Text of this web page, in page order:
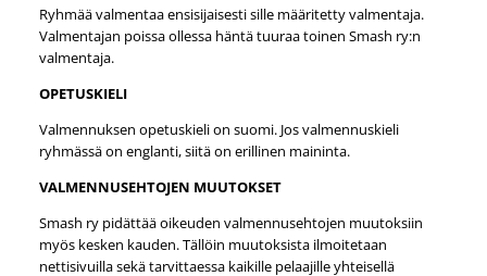
Ryhmää valmentaa ensisijaisesti sille määritetty valmentaja.
Valmentajan poissa ollessa häntä tuuraa toinen Smash ry:n
valmentaja.
OPETUSKIELI
Valmennuksen opetuskieli on suomi. Jos valmennuskieli
ryhmässä on englanti, siitä on erillinen maininta.
VALMENNUSEHTOJEN MUUTOKSET
Smash ry pidättää oikeuden valmennusehtojen muutoksiin
myös kesken kauden. Tällöin muutoksista ilmoitetaan
nettisivuilla sekä tarvittaessa kaikille pelaajille yhteisellä